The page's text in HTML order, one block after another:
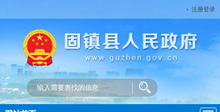
注册登录